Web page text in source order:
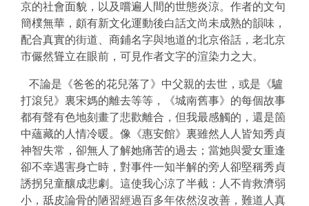
京的社會面貌，以及嚐遍人間的世態炎涼。作者的文句
簡樸無華，頗有新文化運動後白話文尚未成熟的韻味，
配合真實的街道、商鋪名字與地道的北京俗話，老北京
市儼然聳立在眼前，可見作者文字的渲染力之大。
不論是《爸爸的花兒落了》中父親的去世，或是《驢
打滾兒》裏宋媽的離去等等，《城南舊事》的每個故事
都有聲有色地刻畫了悲歡離合，但我最感觸的，還是箇
中蘊藏的人情冷暖。像《惠安館》裏雖然人人皆知秀貞
神智失常，卻無人了解她痛苦的過去；當她與愛女重逢
卻不幸遇害身亡時，對事件一知半解的旁人卻堅稱秀貞
誘拐兒童釀成悲劇。這使我心涼了半截：人不肯救濟弱
小， 舐皮論骨的陋習經過百多年依然沒改善，難道人真